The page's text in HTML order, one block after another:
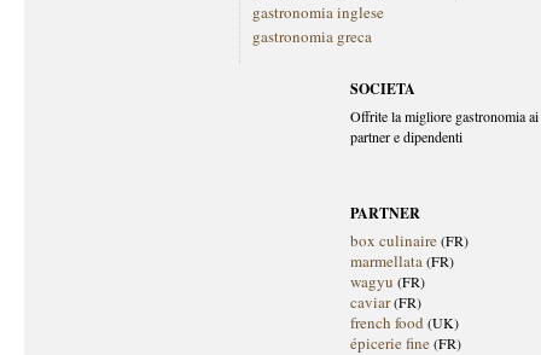
gastronomia inglese
gastronomia greca
SOCIETA
Offrite la migliore gastronomia
partner e dipendenti
PARTNER
box culinaire(FR)
marmellata(FR)
wagyu (FR)
caviar(FR)
french food (UK)
épicerie fine(FR)